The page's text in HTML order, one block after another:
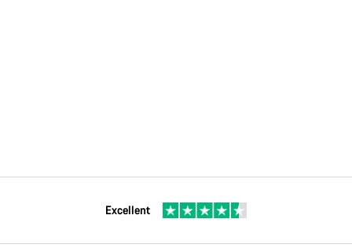
Excellent